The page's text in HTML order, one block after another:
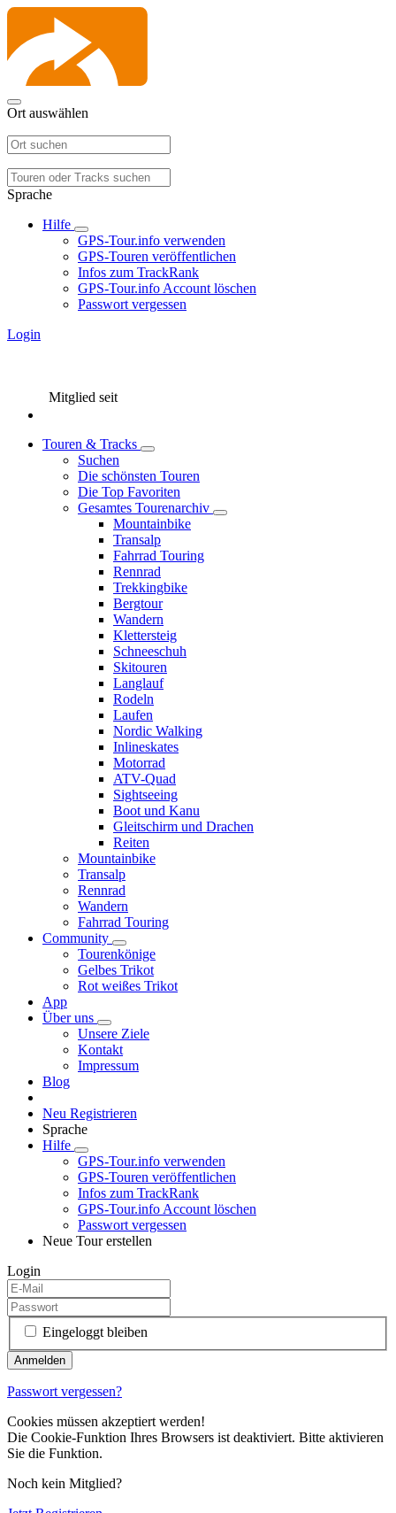
Ort auswählen
Sprache
Hilfe
GPS-Tour.info verwenden
GPS-Touren veröffentlichen
Infos zum TrackRank
GPS-Tour.info Account löschen
Passwort vergessen
Login
Mitglied seit
Touren & Tracks
Suchen
Die schönsten Touren
Die Top Favoriten
Gesamtes Tourenarchiv
Mountainbike
Transalp
Fahrrad Touring
Rennrad
Trekkingbike
Bergtour
Wandern
Klettersteig
Schneeschuh
Skitouren
Langlauf
Rodeln
Laufen
Nordic Walking
Inlineskates
Motorrad
ATV-Quad
Sightseeing
Boot und Kanu
Gleitschirm und Drachen
Reiten
Mountainbike
Transalp
Rennrad
Wandern
Fahrrad Touring
Community
Tourenkönige
Gelbes Trikot
Rot weißes Trikot
App
Über uns
Unsere Ziele
Kontakt
Impressum
Blog
Neu Registrieren
Sprache
Hilfe
GPS-Tour.info verwenden
GPS-Touren veröffentlichen
Infos zum TrackRank
GPS-Tour.info Account löschen
Passwort vergessen
Neue Tour erstellen
Login
Eingeloggt bleiben
Passwort vergessen?
Cookies müssen akzeptiert werden!
Die Cookie-Funktion Ihres Browsers ist deaktiviert. Bitte aktivieren
Sie die Funktion.
Noch kein Mitglied?